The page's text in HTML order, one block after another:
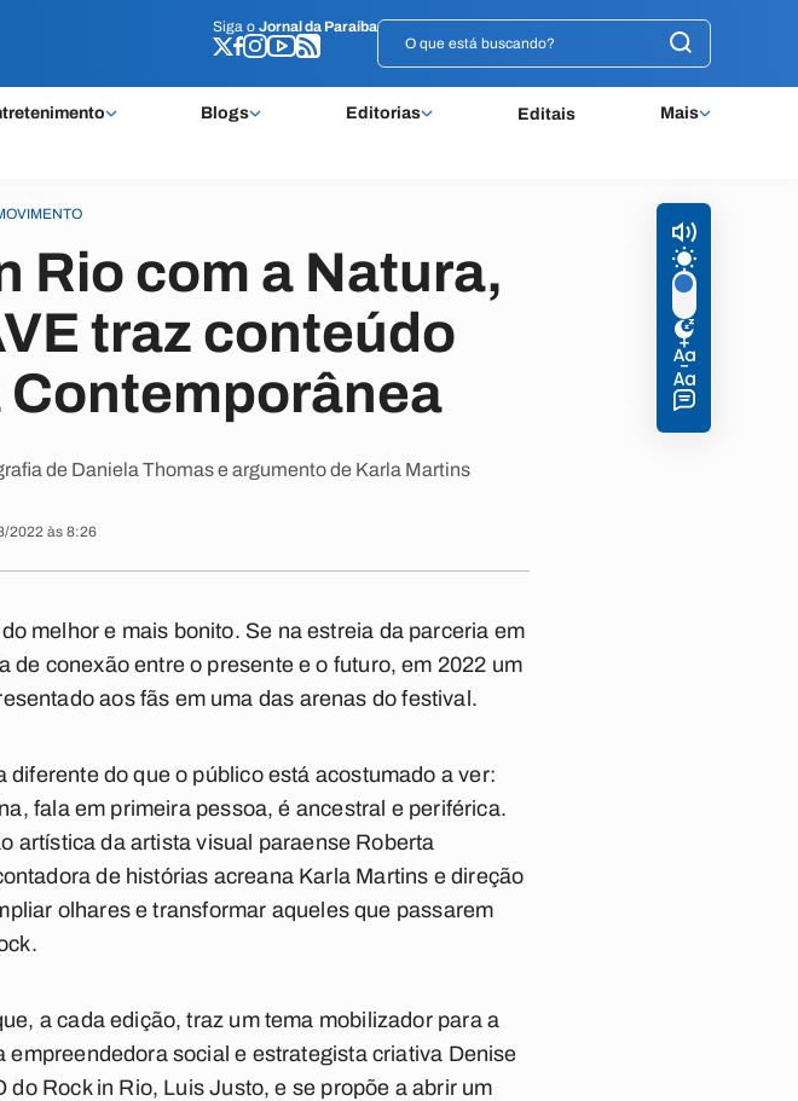
Siga o Jornal da Paraíba
Blogs Editorias Editais Mais
Siga o Jornal da Paraíba
Rio com a Natura,
traz conteúdo
de Daniela Thomas e argumento de Karla Martins
2022 às 8:26
melhor e mais bonito. Se na estreia da parceria em
de conexão entre o presente e o futuro, em 2022 um
aos fãs em uma das arenas do festival.
do que o público está acostumado a ver:
fala em primeira pessoa, é ancestral e periférica.
artística da artista visual paraense Roberta
de histórias acreana Karla Martins e direção
olhares e transformar aqueles que passarem
a cada edição, traz um tema mobilizador para a
social e estrategista criativa Denise
Rock in Rio, Luis Justo, e se propõe a abrir um